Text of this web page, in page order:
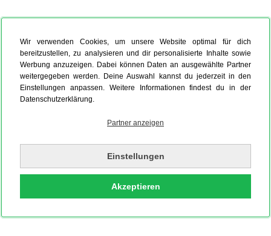
Wir verwenden Cookies, um unsere Website optimal für dich
bereitzustellen, zu analysieren und dir personalisierte Inhalte sowie
Werbung anzuzeigen. Dabei können Daten an ausgewählte Partner
weitergegeben werden. Deine Auswahl kannst du jederzeit in den
Einstellungen anpassen. Weitere Informationen findest du in der
Datenschutzerklärung.
Partner anzeigen
Einstellungen
Akzeptieren